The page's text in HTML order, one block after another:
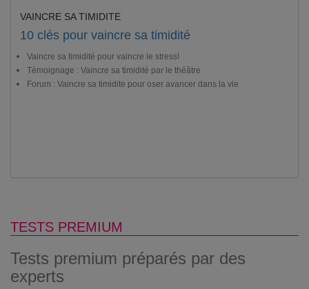
VAINCRE SA TIMIDITE
10 clés pour vaincre sa timidité
Vaincre sa timidité pour vaincre le stress!
Témoignage : Vaincre sa timidité par le théâtre
Forum : Vaincre sa timidite pour oser avancer dans la vie
TESTS PREMIUM
Tests premium préparés par des
experts